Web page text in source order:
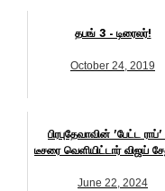
தபங் 3 - டிரைலர்!
October 24, 2019
பிரபுதேவாவின் 'பேட்ட
டீசரை வெளியிட்டார் விஜய்
June 22, 2024